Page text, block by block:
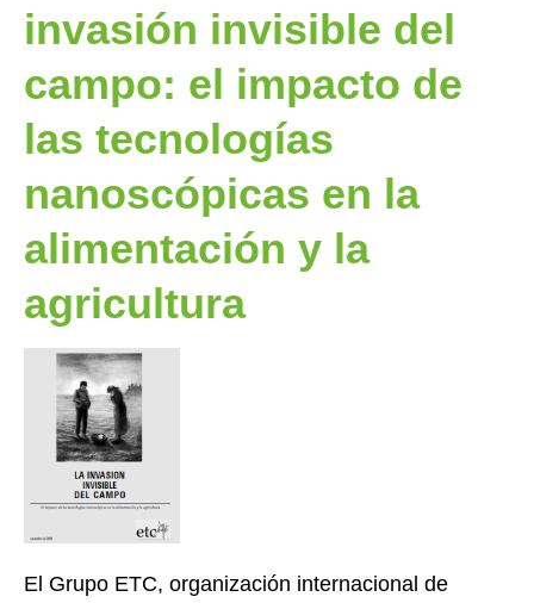
invasión invisible del
campo: el impacto de
las tecnologías
nanoscópicas en la
alimentación y la
agricultura
El Grupo ETC, organización internacional de